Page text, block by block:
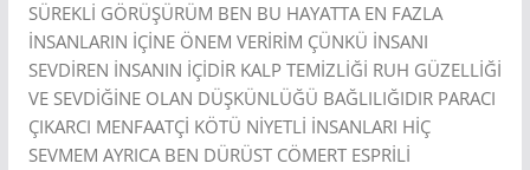
SÜREKLİ GÖRÜŞÜRÜM BEN BU HAYATTA EN FAZLA
İNSANLARIN İÇİNE ÖNEM VERİRİM ÇÜNKÜ İNSANI
SEVDİREN İNSANIN İÇİDİR KALP TEMİZLİĞİ RUH GÜZELLİĞİ
VE SEVDİĞİNE OLAN DÜŞKÜNLÜĞÜ BAĞLILIĞIDIR PARACI
ÇIKARCI MENFAATÇİ KÖTÜ NİYETLİ İNSANLARI HİÇ
SEVMEM AYRICA BEN DÜRÜST CÖMERT ESPRİLİ